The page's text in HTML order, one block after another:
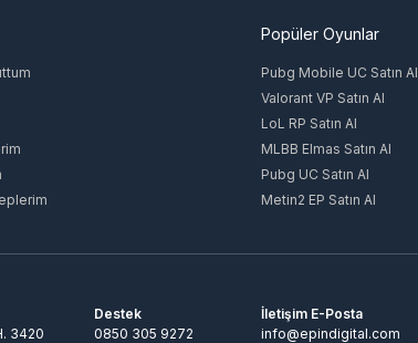
Popüler Oyunlar
Pubg Mobile UC Satın Al
Valorant VP Satın Al
LoL RP Satın Al
MLBB Elmas Satın Al
Pubg UC Satın Al
Metin2 EP Satın Al
3420
Destek
0850 305 9272
İletişim E-Posta
info@epindigital.com